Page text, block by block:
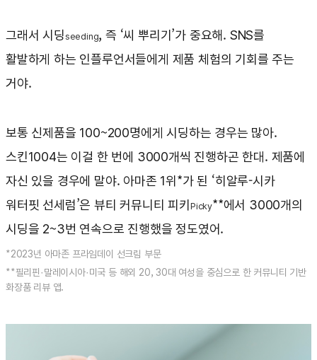
그래서 시딩seeding, 즉 ‘씨 뿌리기’가 중요해. SNS를
활발하게 하는 인플루언서들에게 제품 체험의 기회를 주는
거야.
보통 신제품을 100~200명에게 시딩하는 경우는 많아.
스킨1004는 이걸 한 번에 3000개씩 진행하곤 한대. 제품에
자신 있을 경우에 말야. 아마존 1위*가 된 ‘히알루-시카
워터핏 선세럼’은 뷰티 커뮤니티 피키 Picky**에서 3000개의
시딩을 2~3번 연속으로 진행했을 정도였어.
*2023년 아마존 프라임데이 선크림 부문
**필리핀·말레이시아·미국 등 해외 20, 30대 여성을 중심으로 한 커뮤니티 기반
화장품 리뷰 앱.